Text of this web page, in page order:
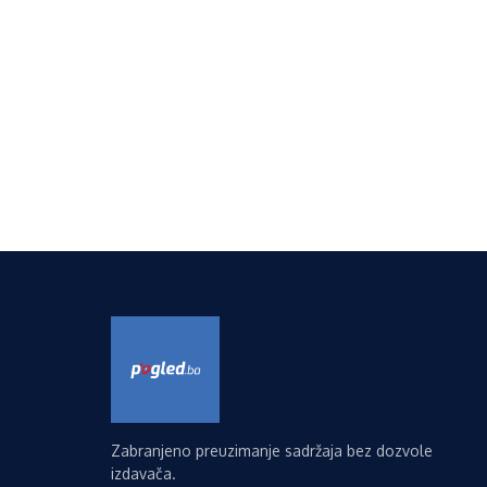
Zabranjeno preuzimanje sadržaja bez dozvole
izdavača.